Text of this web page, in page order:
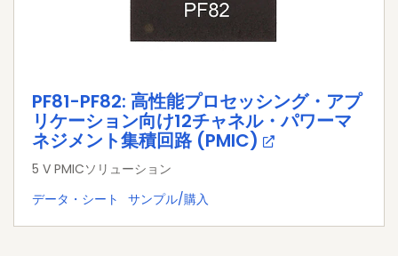
PF81-PF82: 高性能プロセッシング・アプ
リケーション向け12チャネル・パワーマ
ネジメント集積回路 (PMIC)
5 V PMICソリューション
データ・シート
サンプル/購入